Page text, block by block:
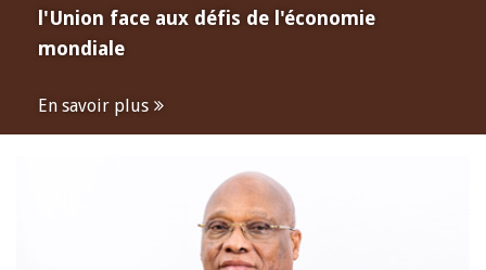
l'Union face aux défis de l'économie
mondiale
En savoir plus